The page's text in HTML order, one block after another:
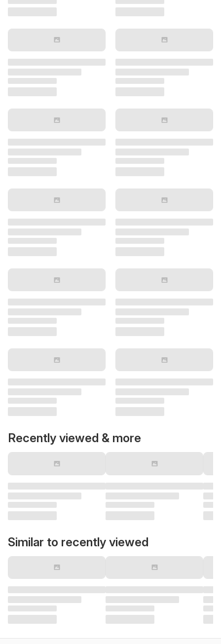
Recently viewed & more
Similar to recently viewed